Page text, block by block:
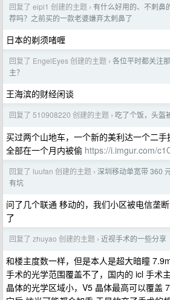
回复了 eipi1 创建的主题 › 有什么好用的、不刺鼻
荐吗？之前买的一款老婆嫌弃太刺鼻了
日本的剃须啫喱
回复了 EngelEyes 创建的主题 › 各位平时都关注
主？
王海滨的财经闲谈
回复了 510908220 创建的主题 › 吃了个饭，头盔
买过两个山地车，一个新的美利达一个二手
全部在一个月内被偷 https://i.imgur.com/
回复了 luufan 创建的主题 › 深圳移动单宽带 360
有坑
问了几个联通 移动的，我们小区被电信垄
了
回复了 zhuyao 创建的主题 › 近视手术的一些分享
和楼主度数一样，但是本人是超大暗瞳
手术的光学范围覆盖不了，国内的 icl 手术
晶体的光学区域小，V5 晶体最高可以覆盖